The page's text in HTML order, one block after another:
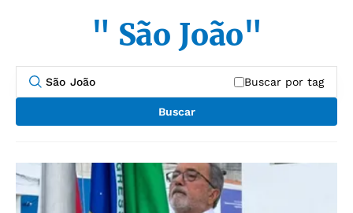
" São João"
Buscar por tag
Buscar